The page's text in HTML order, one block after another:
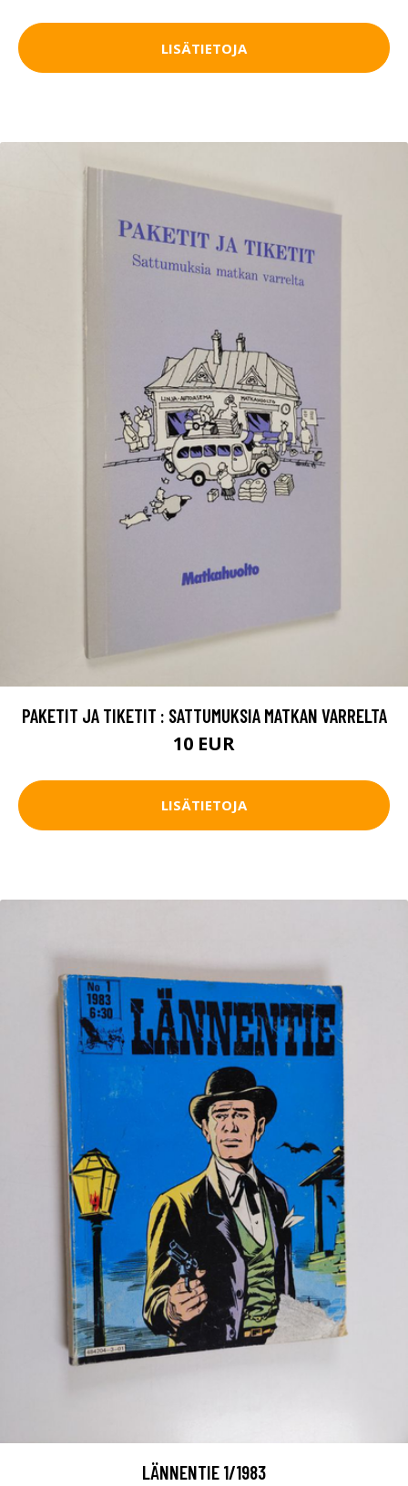
LISÄTIETOJA
PAKETIT JA TIKETIT : SATTUMUKSIA MATKAN VARRELTA
10 EUR
LISÄTIETOJA
LÄNNENTIE 1/1983